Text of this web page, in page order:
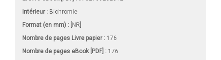
Intérieur : Bichromie
Format (en mm) : [NR]
Nombre de pages Livre papier: 176
Nombre de pages eBook [PDF] : 176